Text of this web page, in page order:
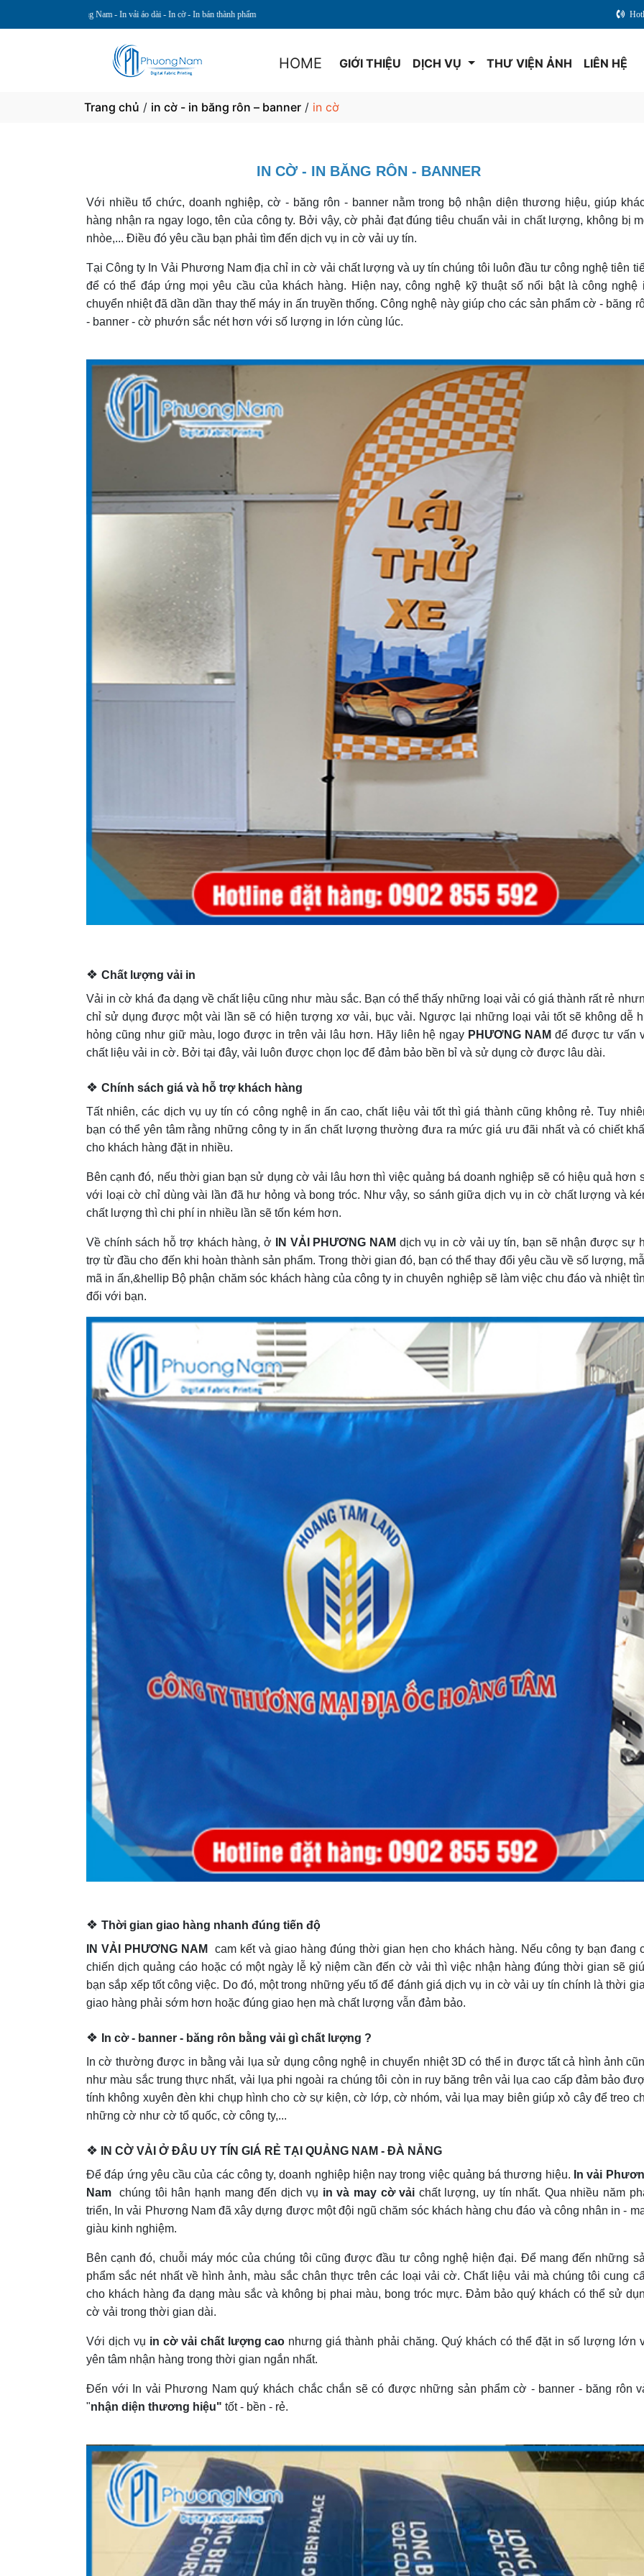
Nam - In vải áo dài - In cờ - In bán thành phẩm
HOME GIỚI THIỆU DỊCH VỤ THƯ VIỆN ẢNH LIÊN HỆ
Trang chủ / in cờ - in băng rôn – banner / in cờ
IN CỜ - IN BĂNG RÔN - BANNER
Với nhiều tổ chức, doanh nghiệp, cờ - băng rôn - banner nằm trong bộ nhận diện thương hiệu, giúp
hàng nhận ra ngay logo, tên của công ty. Bởi vậy, cờ phải đạt đúng tiêu chuẩn vải in chất lượng, không bị
nhòe,... Điều đó yêu cầu bạn phải tìm đến dịch vụ in cờ vải uy tín.
Tại Công ty In Vải Phương Nam địa chỉ in cờ vải chất lượng và uy tín chúng tôi luôn đầu tư công nghệ tiên
để có thể đáp ứng mọi yêu cầu của khách hàng. Hiện nay, công nghệ kỹ thuật số nổi bật là công nghệ
chuyển nhiệt đã dần dần thay thế máy in ấn truyền thống. Công nghệ này giúp cho các sản phẩm cờ - băng
- banner - cờ phướn sắc nét hơn với số lượng in lớn cùng lúc.
❖ Chất lượng vải in
Vải in cờ khá đa dạng về chất liệu cũng như màu sắc. Bạn có thể thấy những loại vải có giá thành rất rẻ
chỉ sử dụng được một vài lần sẽ có hiện tượng xơ vải, bục vải. Ngược lại những loại vải tốt sẽ không dễ
hỏng cũng như giữ màu, logo được in trên vải lâu hơn. Hãy liên hệ ngay PHƯƠNG NAM để được tư vấn
chất liệu vải in cờ. Bởi tại đây, vải luôn được chọn lọc để đảm bảo bền bỉ và sử dụng cờ được lâu dài.
❖ Chính sách giá và hỗ trợ khách hàng
Tất nhiên, các dịch vụ uy tín có công nghệ in ấn cao, chất liệu vải tốt thì giá thành cũng không rẻ. Tuy
bạn có thể yên tâm rằng những công ty in ấn chất lượng thường đưa ra mức giá ưu đãi nhất và có chiết
cho khách hàng đặt in nhiều.
Bên cạnh đó, nếu thời gian bạn sử dụng cờ vải lâu hơn thì việc quảng bá doanh nghiệp sẽ có hiệu quả hơn
với loại cờ chỉ dùng vài lần đã hư hỏng và bong tróc. Như vậy, so sánh giữa dịch vụ in cờ chất lượng và
chất lượng thì chi phí in nhiều lần sẽ tốn kém hơn.
Về chính sách hỗ trợ khách hàng, ở IN VẢI PHƯƠNG NAM dịch vụ in cờ vải uy tín, bạn sẽ nhận được sự
trợ từ đầu cho đến khi hoàn thành sản phẩm. Trong thời gian đó, bạn có thể thay đổi yêu cầu về số lượng,
mã in ấn,&hellip Bộ phận chăm sóc khách hàng của công ty in chuyên nghiệp sẽ làm việc chu đáo và nhiệt
đối với bạn.
❖ Thời gian giao hàng nhanh đúng tiến độ
IN VẢI PHƯƠNG NAM
cam kết và giao hàng đúng thời gian hẹn cho khách hàng. Nếu công ty bạn đang
chiến dịch quảng cáo hoặc có một ngày lễ kỷ niệm cần đến cờ vải thì việc nhận hàng đúng thời gian sẽ
bạn sắp xếp tốt công việc. Do đó, một trong những yếu tố để đánh giá dịch vụ in cờ vải uy tín chính là thời
giao hàng phải sớm hơn hoặc đúng giao hẹn mà chất lượng vẫn đảm bảo.
❖
In cờ - banner - băng rôn bằng vải gì chất lượng ?
In cờ thường được in bằng vải lụa sử dụng công nghệ in chuyển nhiệt 3D có thể in được tất cả hình ảnh
như màu sắc trung thực nhất, vải lụa phi ngoài ra chúng tôi còn in ruy băng trên vải lụa cao cấp đảm bảo
tính không xuyên đèn khi chụp hình cho cờ sự kiện, cờ lớp, cờ nhóm, vải lụa may biên giúp xỏ cây để treo
những cờ như cờ tổ quốc, cờ công ty,...
❖
IN CỜ VẢI Ở ĐÂU UY TÍN GIÁ RẺ TẠI QUẢNG NAM - ĐÀ NẴNG
Để đáp ứng yêu cầu của các công ty, doanh nghiệp hiện nay trong việc quảng bá thương hiệu. In vải
Nam chúng tôi hân hạnh mang đến dịch vụ in và may cờ vải chất lượng, uy tín nhất. Qua nhiều năm
triển, In vải Phương Nam đã xây dựng được một đội ngũ chăm sóc khách hàng chu đáo và công nhân in -
giàu kinh nghiệm.
Bên cạnh đó, chuỗi máy móc của chúng tôi cũng được đầu tư công nghệ hiện đại. Để mang đến những
phẩm sắc nét nhất về hình ảnh, màu sắc chân thực trên các loại vải cờ. Chất liệu vải mà chúng tôi cung
cho khách hàng đa dạng màu sắc và không bị phai màu, bong tróc mực. Đảm bảo quý khách có thể sử
cờ vải trong thời gian dài.
Với dịch vụ in cờ vải chất lượng cao nhưng giá thành phải chăng. Quý khách có thể đặt in số lượng lớn
yên tâm nhận hàng trong thời gian ngắn nhất.
Đến với In vải Phương Nam quý khách chắc chắn sẽ có được những sản phẩm cờ - banner - băng rôn
"nhận diện thương hiệu" tốt - bền - rẻ.